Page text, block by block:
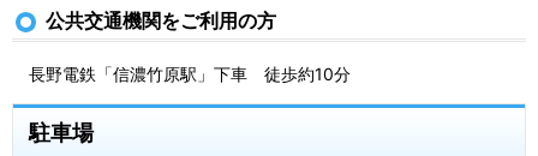
公共交通機関をご利用の方
長野電鉄「信濃竹原駅」下車 徒歩約10分
駐車場